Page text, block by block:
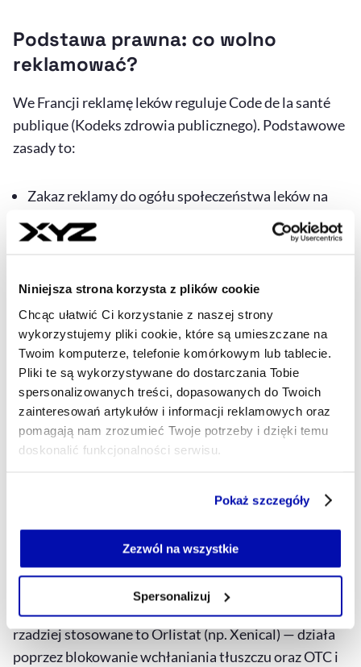
Niniejsza strona korzysta z plików cookie
Chcąc ułatwić Ci korzystanie z naszej strony
wykorzystujemy pliki cookie, które są umieszczane na
Twoim komputerze, telefonie komórkowym lub tablecie.
Pliki te są wykorzystywane do dostarczania Tobie
spersonalizowanych treści, dopasowanych do Twoich
zainteresowań artykułów i informacji reklamowych oraz
pomagają nam zrozumieć Twoje potrzeby i dzięki temu
doskonalić funkcjonalności serwisu.
Jeżeli nie wyrażasz zgody na zapisywanie plików cookie,
możesz łatwo zarządzać swoimi uprawnieniami, np. we
własnej przeglądarce internetowej lub po wybraniu opcji
naszejPolityce Prywatności.
Pokaż szczegóły
Zezwól na wszystkie
Spersonalizuj
Podstawa prawna: co wolno
reklamować?
We Francji reklamę leków regulujeCode de la santé
publique(Kodeks zdrowia publicznego). Podstawowe
zasady to:
Zakaz reklamy do ogółu społeczeństwa leków na
receptę (Rx)
przekazu przez ANSM.
W praktyce: dozwolone jest reklamowanie: np.
paracetamolu, leków na przeziębienie, suplementów
OTC. Nie wolno reklamować leków wymagających
recepty, w tym leków na otyłość nowej generacji.
Reklam leków w mediach ogólnospołecznych
dostępnych na receptę. To Wegovy — jeden z
najgłośniejszych, mających wysoką skuteczność;
Mounjaro — nowszy, często jeszcze skuteczniejszy
oraz Saxenda — starszej generacji GLP-1. Inne,
rzadziej stosowane to Orlistat (np. Xenical) — działa
poprzez blokowanie wchłaniania tłuszczu oraz OTC i